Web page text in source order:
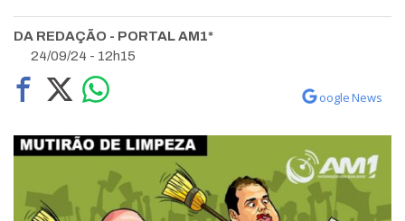
DA REDAÇÃO - PORTAL AM1*
24/09/24 - 12h15
oogle News